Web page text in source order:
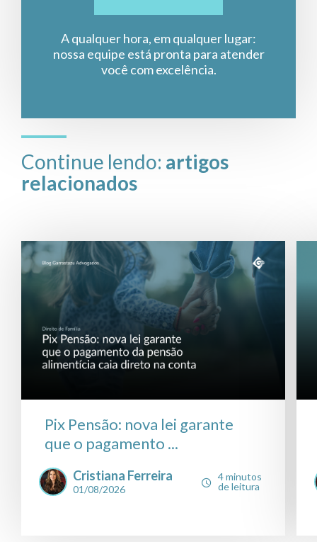
A qualquer hora, em qualquer lugar:
nossa equipe está pronta para atender
você com excelência.
Continue lendo: artigos
relacionados
Pix Pensão: nova lei garante
que o pagamento ...
Cristiana Ferreira
01/08/2026
4 minutos
de leitura